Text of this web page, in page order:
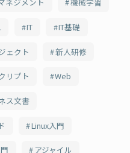
ネジメント 機械学習
IT IT基礎
ェクト 新人研修
リプト Web
ス文書
Linux入門
アジャイル